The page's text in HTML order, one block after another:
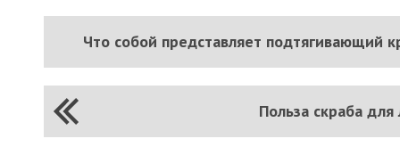
Что собой представляет подтягивающий
Польза скраба